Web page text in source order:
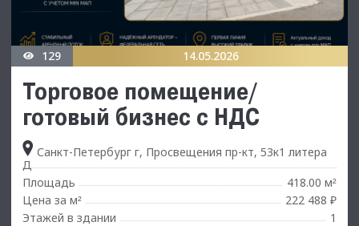
129 14.05.2026
Торговое помещение/
готовый бизнес с НДС
Санкт-Петербург г, Просвещения пр-кт, 53к1 литера
Д
Площадь
418.00 м²
Цена за м²
222 488 ₽
Этажей в здании
1